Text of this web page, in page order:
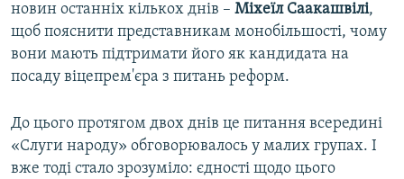
новин останніх кількох днів – Міхеїл Саакашвілі,
щоб пояснити представникам монобільшості, чому
вони мають підтримати його як кандидата на
посаду віцепрем'єра з питань реформ.
До цього протягом двох днів це питання всередині
«Слуги народу» обговорювалось у малих групах. І
вже тоді стало зрозуміло: єдності щодо цього